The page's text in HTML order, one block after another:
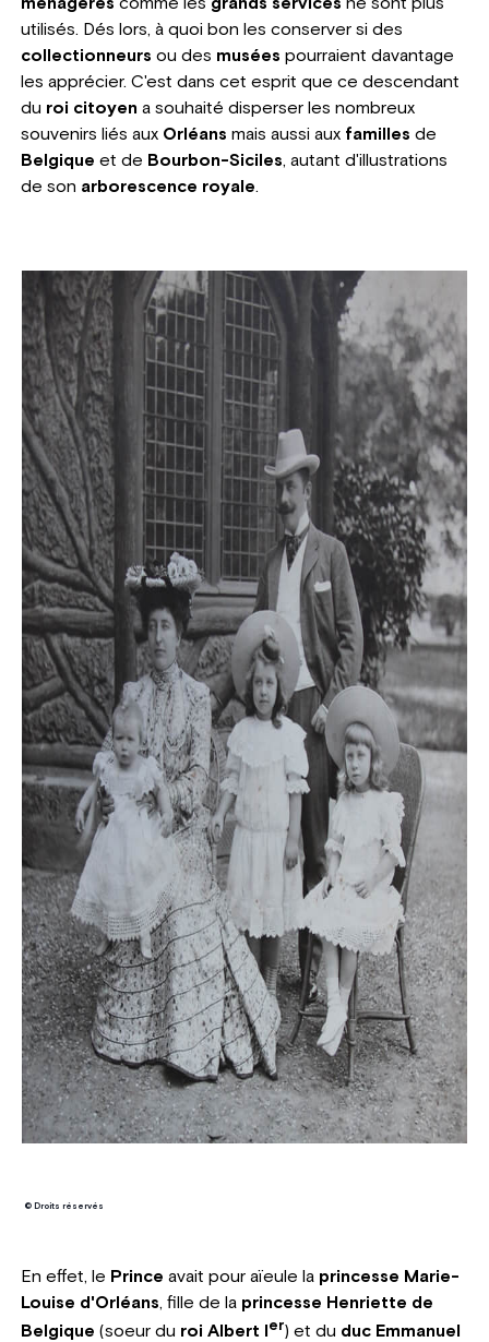
utilisés. Dés lors, à quoi bon les conserver si des
collectionneurs ou des musées pourraient davantage
les apprécier. C'est dans cet esprit que ce descendant
du roi citoyen a souhaité disperser les nombreux
souvenirs liés aux Orléans mais aussi aux familles de
Belgique et de Bourbon-Siciles, autant d'illustrations
de son arborescence royale.
© Droits réservés
En effet, le Prince avait pour aïeule la princesse Marie-
Louise d'Orléans, fille de la princesse Henriette de
Belgique (soeur du roi Albert I er) et du duc Emmanuel